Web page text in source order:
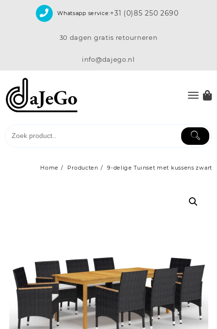
Whatsapp service:+31 (0)85 250 2690
30 dagen gratis retourneren
info@dajego.nl
Home Producten 9-delige Tuinset met kussens zwart